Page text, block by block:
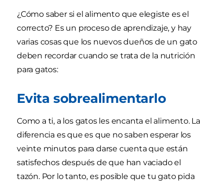
¿Cómo saber si el alimento que elegiste es el
correcto? Es un proceso de aprendizaje, y hay
varias cosas que los nuevos dueños de un gato
deben recordar cuando se trata de la nutrición
para gatos:
Evita sobrealimentarlo
Como a ti, a los gatos les encanta el alimento. La
diferencia es que es que no saben esperar los
veinte minutos para darse cuenta que están
satisfechos después de que han vaciado el
tazón. Por lo tanto, es posible que tu gato pida